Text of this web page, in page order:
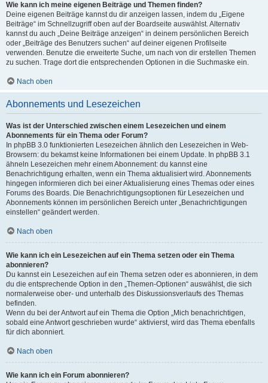
Wie kann ich meine eigenen Beiträge und Themen finden?
Deine eigenen Beiträge kannst du dir anzeigen lassen, indem du „Eigene
Beiträge“ im Schnellzugriff oben auf der Boardseite auswählst. Alternativ
kannst du auch „Deine Beiträge anzeigen“ in deinem persönlichen Bereich
oder „Beiträge des Benutzers suchen“ auf deiner eigenen Profilseite
verwenden. Benutze die erweiterte Suche, um nach von dir erstellen Themen
zu suchen. Trage dort die entsprechenden Optionen in die Suchmaske ein.
Nach oben
Abonnements und Lesezeichen
Was ist der Unterschied zwischen einem Lesezeichen und einem
Abonnements für ein Thema oder Forum?
In phpBB 3.0 funktionierten Lesezeichen ähnlich den Lesezeichen in Web-
Browsern: du bekamst keine Informationen bei einem Update. In phpBB 3.1
ähneln Lesezeichen mehr einem Abonnement: du kannst eine
Benachrichtigung erhalten, wenn ein Thema aktualisiert wird. Abonnements
hingegen informieren dich bei einer Aktualisierung eines Themas oder eines
Forums des Boards. Die Benachrichtigungsoptionen für Lesezeichen und
Abonnements können im persönlichen Bereich unter „Benachrichtigungen
einstellen“ geändert werden.
Nach oben
Wie kann ich ein Lesezeichen auf ein Thema setzen oder ein Thema
abonnieren?
Du kannst ein Lesezeichen auf ein Thema setzen oder es abonnieren, in dem
du die entsprechende Option in den „Themen-Optionen“ auswählst, die sich
normalerweise ober- und unterhalb des Diskussionsverlaufs des Themas
befinden.
Wenn du bei der Antwort auf ein Thema die Option „Mich benachrichtigen,
sobald eine Antwort geschrieben wurde“ aktivierst, wird das Thema ebenfalls
für dich abonniert.
Nach oben
Wie kann ich ein Forum abonnieren?